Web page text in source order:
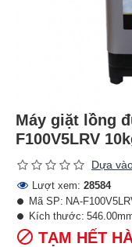
Máy giặt lồng
F100V5LRV
Dựa
Lượt xem: 28584
TẠM HẾT
Mã SP: NA-
Kích thước: